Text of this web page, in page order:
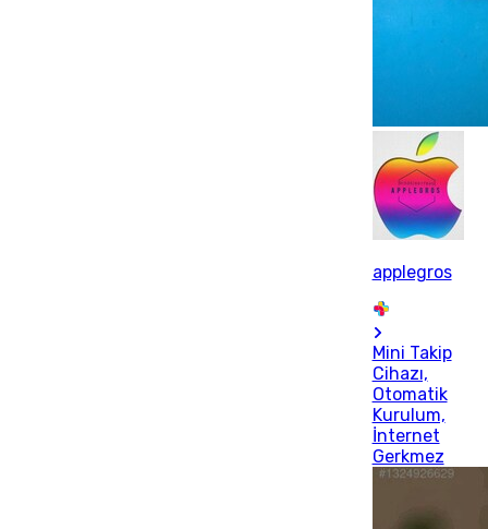
applegros
Mini Takip
Cihazı,
Otomatik
Kurulum,
İnternet
Gerkmez